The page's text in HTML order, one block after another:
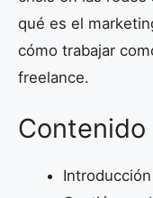
qué es el
cómo trabajar
freelance.
Contenido